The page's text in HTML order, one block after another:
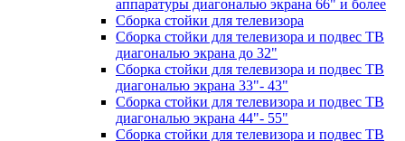
аппаратуры диагональю экрана 66" и более
Сборка стойки для телевизора
Сборка стойки для телевизора и подвес ТВ
диагональю экрана до 32"
Сборка стойки для телевизора и подвес ТВ
диагональю экрана 33"- 43"
Сборка стойки для телевизора и подвес ТВ
диагональю экрана 44"- 55"
Сборка стойки для телевизора и подвес ТВ